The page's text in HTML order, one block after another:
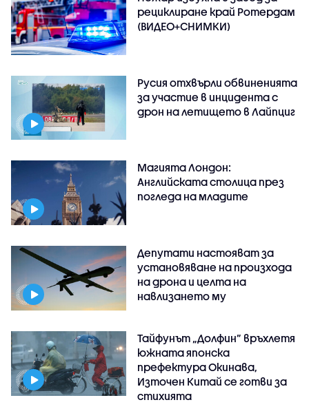
рециклиране край Ротердам
(ВИДЕО+СНИМКИ)
Русия отхвърли обвиненията
за участие в инцидента с
дрон на летището в Лайпциг
Магията Лондон:
Английската столица през
погледа на младите
Депутати настояват за
установяване на произхода
на дрона и целта на
навлизането му
Тайфунът „Долфин” връхлетя
южната японска
префектура Окинава,
Източен Китай се готви за
стихията